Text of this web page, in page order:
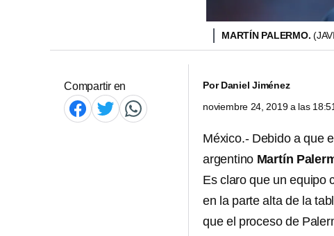
MARTÍN PALERMO.
Compartir en PorDaniel Jiménez
noviembre 24, 2019 a las
México.- Debido a que el
argentino Martín
Es claro que un equipo
en la parte alta de la
que el proceso de